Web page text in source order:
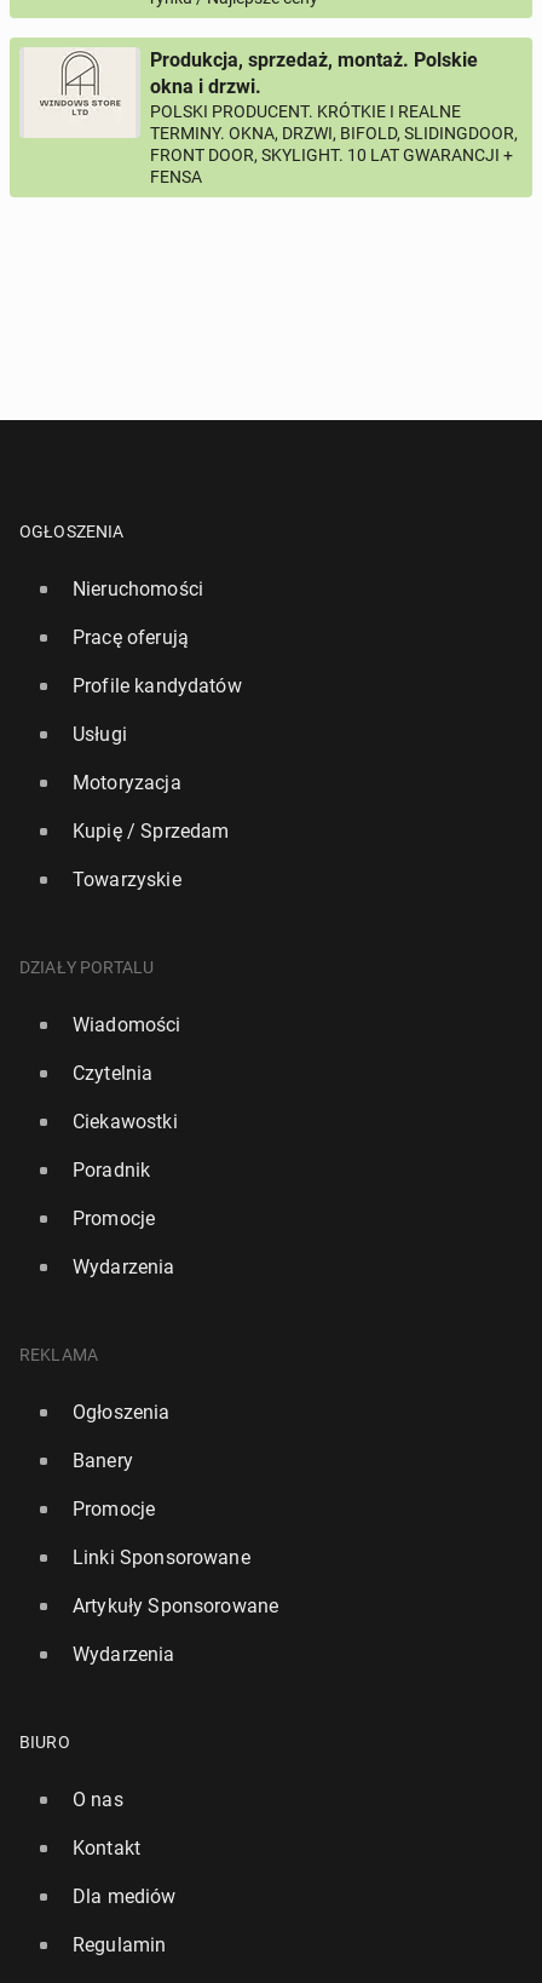
Produkcja, sprzedaż, montaż. Polskie
okna i drzwi.
POLSKI PRODUCENT. KRÓTKIE I REALNE
TERMINY. OKNA, DRZWI, BIFOLD, SLIDINGDOOR,
FRONT DOOR, SKYLIGHT. 10 LAT GWARANCJI +
FENSA
OGŁOSZENIA
Nieruchomości
Pracę oferują
Profile kandydatów
Usługi
Motoryzacja
Kupię / Sprzedam
Towarzyskie
DZIAŁY PORTALU
Wiadomości
Czytelnia
Ciekawostki
Poradnik
Promocje
Wydarzenia
REKLAMA
Ogłoszenia
Banery
Promocje
Linki Sponsorowane
Artykuły Sponsorowane
Wydarzenia
BIURO
O nas
Kontakt
Dla mediów
Regulamin